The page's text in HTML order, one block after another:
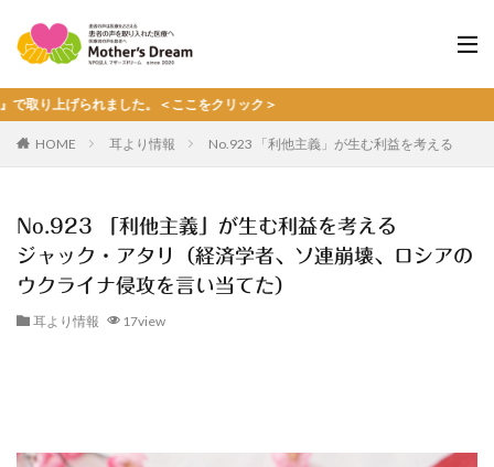
げられました。＜ここをクリック＞
HOME 耳より情報 No.923 「利他主義」が生む利益を考える
No.923 「利他主義」が生む利益を考える
ジャック・アタリ（経済学者、ソ連崩壊、ロシアの
ウクライナ侵攻を言い当てた）
耳より情報 17view